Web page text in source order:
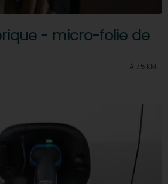
- micro-folie de
À 7.5 KM